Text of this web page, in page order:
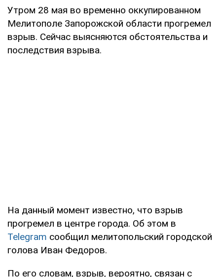
Утром 28 мая во временно оккупированном
Мелитополе Запорожской области прогремел
взрыв. Сейчас выясняются обстоятельства и
последствия взрыва.
На данный момент известно, что взрыв
прогремел в центре города. Об этом в
Telegram сообщил мелитопольский городской
голова Иван Федоров.
По его словам, взрыв, вероятно, связан с